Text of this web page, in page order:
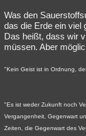
Was den
das die Erde ein viel
Das heißt, dass wir
müssen. Aber
"Kein Geist ist in Ordnung,
"Es ist weder Zukunft noch
Vergangenheit, Gegenwart
Zeiten, die Gegenwart des